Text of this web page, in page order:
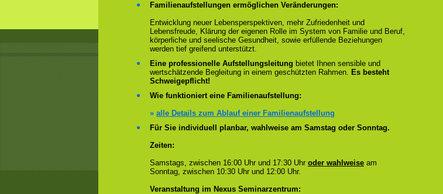
Familienaufstellungen ermöglichen Veränderungen:
Entwicklung neuer Lebensperspektiven, mehr Zufriedenheit und
Lebensfreude, Klärung der eigenen Rolle im System von Familie und Beruf,
körperliche und seelische Gesundheit, sowie erfüllende Beziehungen
werden tief greifend unterstützt.
Eine professionelle Aufstellungsleitung bietet Ihnen sensible und
wertschätzende Begleitung in einem geschützten Rahmen. Es besteht
Schweigepflicht!
Wie funktioniert eine Familienaufstellung:
» alle Details zum Ablauf einer Familienaufstellung
Für Sie individuell planbar, wahlweise am Samstag oder Sonntag.
Zeiten:
Samstags, zwischen 16:00 Uhr und 17:30 Uhr oder wahlweise am
Sonntag, zwischen 10:30 Uhr und 12:00 Uhr.
Veranstaltung im Nexus Seminarzentrum: